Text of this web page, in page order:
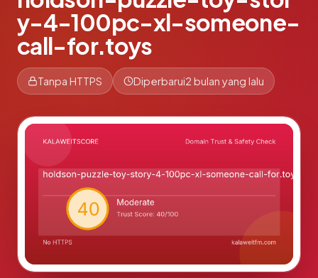
y-4-100pc-xl-someone-
call-for.toys
Tanpa HTTPS Diperbarui2 bulan yang lalu